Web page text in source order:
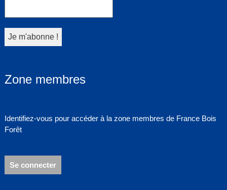
Zone membres
Identifiez-vous pour accéder à la zone membres de France Bois
Forêt
Se connecter